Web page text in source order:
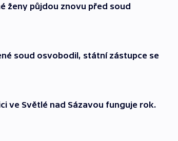
ženy půjdou znovu před soud
soud osvobodil, státní zástupce se
ve Světlé nad Sázavou funguje rok.